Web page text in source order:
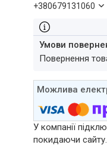
+380679131060
повернення
У компанії
покидаючи сайту.